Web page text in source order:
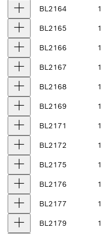
BL2164 1
BL2165 1
BL2166 1
BL2167 1
BL2168 1
BL2169 1
BL2171 1
BL2172 1
BL2175 1
BL2176 1
BL2177 1
BL2179 1